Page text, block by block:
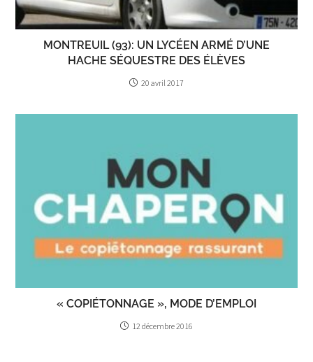
MONTREUIL (93): UN LYCÉEN ARMÉ D’UNE
HACHE SÉQUESTRE DES ÉLÈVES
20 avril 2017
« COPIÉTONNAGE », MODE D’EMPLOI
12 décembre 2016